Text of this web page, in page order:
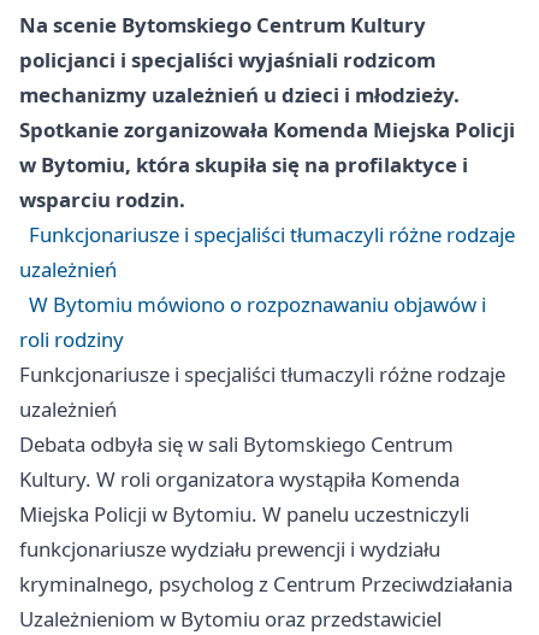
Na scenie Bytomskiego Centrum Kultury
policjanci i specjaliści wyjaśniali rodzicom
mechanizmy uzależnień u dzieci i młodzieży.
Spotkanie zorganizowała Komenda Miejska Policji
w Bytomiu, która skupiła się na profilaktyce i
wsparciu rodzin.
Funkcjonariusze i specjaliści tłumaczyli różne rodzaje
uzależnień
W Bytomiu mówiono o rozpoznawaniu objawów i
roli rodziny
Funkcjonariusze i specjaliści tłumaczyli różne rodzaje
uzależnień
Debata odbyła się w sali Bytomskiego Centrum
Kultury. W roli organizatora wystąpiła Komenda
Miejska Policji w Bytomiu. W panelu uczestniczyli
funkcjonariusze wydziału prewencji i wydziału
kryminalnego, psycholog z Centrum Przeciwdziałania
Uzależnieniom w Bytomiu oraz przedstawiciel